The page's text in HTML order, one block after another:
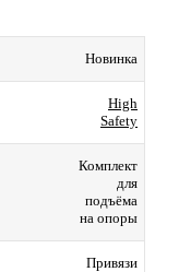
Новинка
High
Safety
Комплект
для
подъёма
на опоры
Привязи